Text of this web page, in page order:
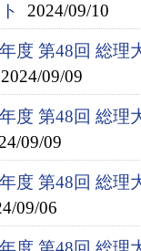
2024/09/10
年度 第48回 総
2024/09/09
年度 第48回 総
09/09
年度 第48回 総
09/06